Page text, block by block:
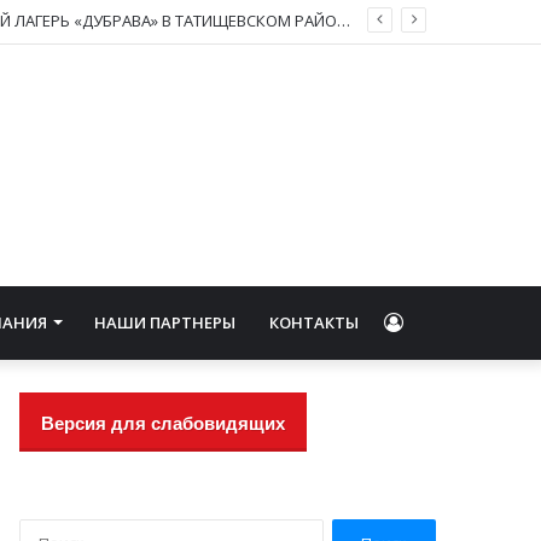
ВЫЕЗДНОЙ КИНОЗАЛ ОБЛАСТНОГО КИНОВИДЕОЦЕНТРА ПОСЕТИЛ ДЕТСКИЙ ЛАГЕРЬ «ДУБРАВА» В ТАТИЩЕВСКОМ РАЙОНЕ
НАШИ ПАРТНЕРЫ КОНТАКТЫ Войти
Версия для слабовидящих